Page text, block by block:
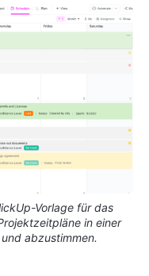
Vorlage für das
in einer
abzustimmen.